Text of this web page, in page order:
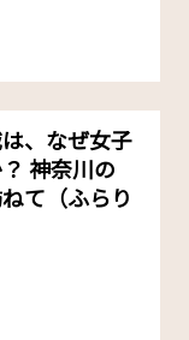
、なぜ女子
神奈川の
て（ふらり